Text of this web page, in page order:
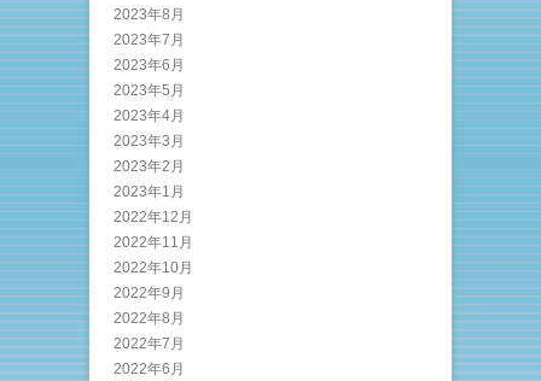
2023年8月
2023年7月
2023年6月
2023年5月
2023年4月
2023年3月
2023年2月
2023年1月
2022年12月
2022年11月
2022年10月
2022年9月
2022年8月
2022年7月
2022年6月